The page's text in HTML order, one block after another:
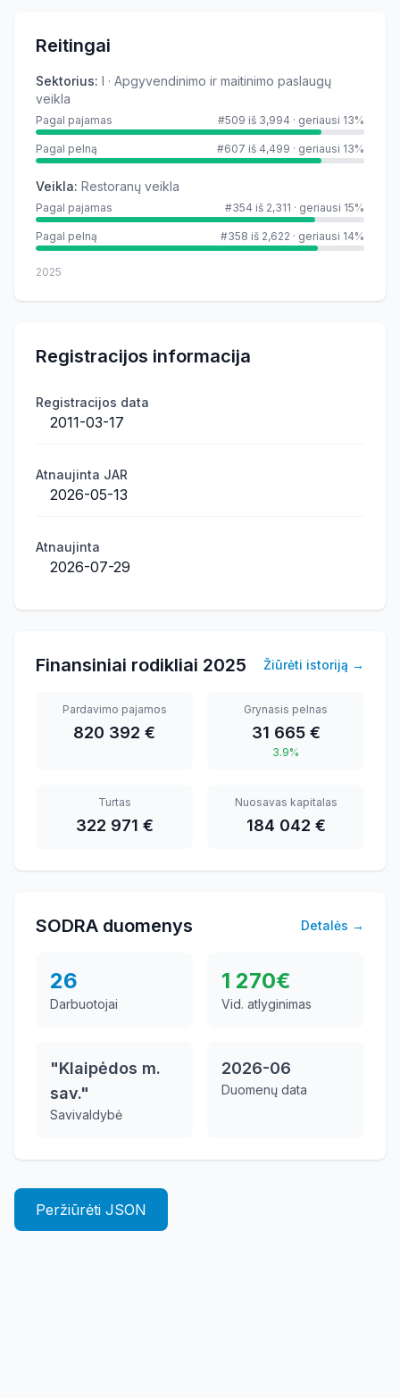
Reitingai
Sektorius: I · Apgyvendinimo ir maitinimo paslaugų
veikla
Pagal pajamas #509 iš 3,994 · geriausi 13%
Pagal pelną #607 iš 4,499 · geriausi 13%
Veikla: Restoranų veikla
Pagal pajamas #354 iš 2,311 · geriausi 15%
Pagal pelną #358 iš 2,622 · geriausi 14%
2025
Registracijos informacija
Registracijos data
2011-03-17
Atnaujinta JAR
2026-05-13
Atnaujinta
2026-07-29
Finansiniai rodikliai 2025 Žiūrėti istoriją →
Pardavimo pajamos
820 392 €
Grynasis pelnas
31 665 €
3.9%
Turtas
322 971 €
Nuosavas kapitalas
184 042 €
SODRA duomenys Detalės →
26
Darbuotojai
1 270€
Vid. atlyginimas
"Klaipėdos m.
sav."
Savivaldybė
2026-06
Duomenų data
Peržiūrėti JSON